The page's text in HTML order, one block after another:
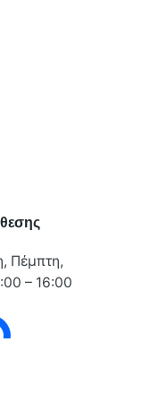
Πέμπτη,
– 16:00